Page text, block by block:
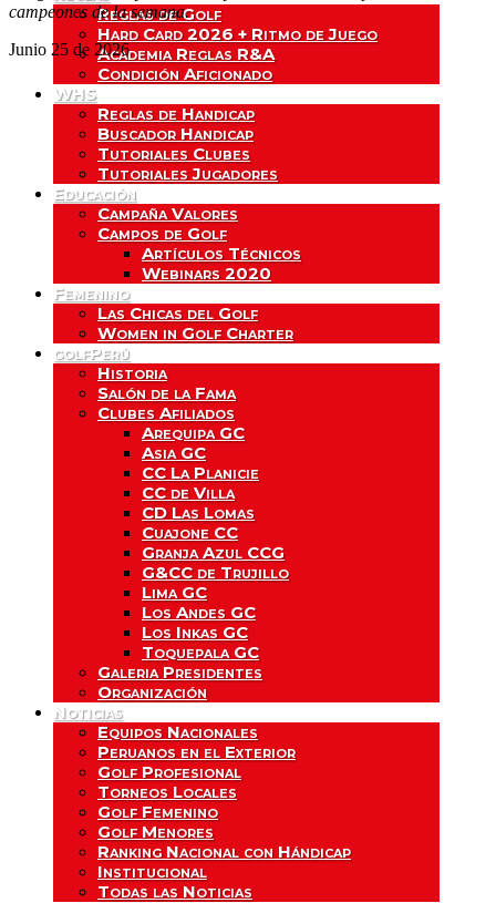
Reglas de Golf
Hard Card 2026 + Ritmo de Juego
Academia Reglas R&A
Condición Aficionado
WHS
Reglas de Handicap
Buscador Handicap
Tutoriales Clubes
Tutoriales Jugadores
Educación
Campaña Valores
Campos de Golf
Artículos Técnicos
Webinars 2020
Femenino
Las Chicas del Golf
Women in Golf Charter
golfPerú
Historia
Salón de la Fama
Clubes Afiliados
Arequipa GC
Asia GC
CC La Planicie
CC de Villa
CD Las Lomas
Cuajone CC
Granja Azul CCG
G&CC de Trujillo
Lima GC
Los Andes GC
Los Inkas GC
Toquepala GC
Galeria Presidentes
Organización
Noticias
Equipos Nacionales
Peruanos en el Exterior
Golf Profesional
Torneos Locales
Golf Femenino
Golf Menores
Ranking Nacional con Hándicap
Institucional
Todas las Noticias
campeones de la semana.
Junio 25 de 2026